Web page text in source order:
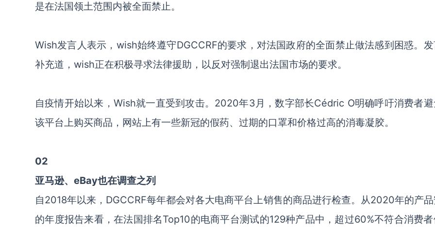
是在法国领土范围内被全面禁止。
Wish发言人表示，wish始终遵守DGCCRF的要求，对法国政府的全面禁止做法感到困惑。发
补充道，wish正在积极寻求法律援助，以反对强制退出法国市场的要求。
自疫情开始以来，Wish就一直受到攻击。2020年3月，数字部长Cédric O明确呼吁消费者避
该平台上购买商品，网站上有一些新冠的假药、过期的口罩和价格过高的消毒凝胶。
02
亚马逊、eBay也在调查之列
自2018年以来，DGCCRF每年都会对各大电商平台上销售的商品进行检查。从2020年的产
的年度报告来看，在法国排名Top10的电商平台测试的129种产品中，超过60%不符合消费